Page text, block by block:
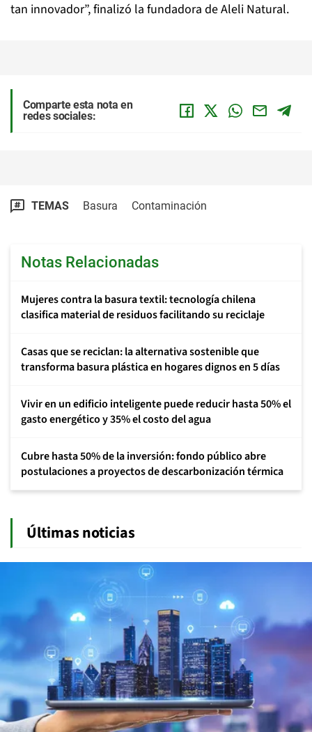
tan innovador”, finalizó la fundadora de Aleli Natural.
Comparte esta nota en
redes sociales:
TEMAS Basura Contaminación
Notas Relacionadas
Mujeres contra la basura textil: tecnología chilena
clasifica material de residuos facilitando su reciclaje
Casas que se reciclan: la alternativa sostenible que
transforma basura plástica en hogares dignos en 5 días
Vivir en un edificio inteligente puede reducir hasta 50% el
gasto energético y 35% el costo del agua
Cubre hasta 50% de la inversión: fondo público abre
postulaciones a proyectos de descarbonización térmica
Últimas noticias